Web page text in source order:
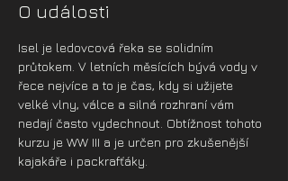
O události
Isel je ledovcová řeka se solidním
průtokem. V letních měsících bývá vody v
řece nejvíce a to je čas, kdy si užijete
velké vlny, válce a silná rozhraní vám
nedají často vydechnout. Obtížnost tohoto
kurzu je WW III a je určen pro zkušenější
kajakáře i packrafťáky.